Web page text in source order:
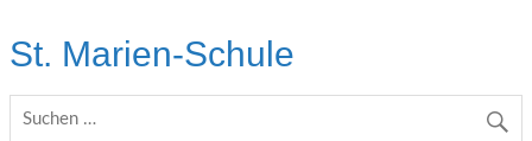
content
St. Marien-Schule